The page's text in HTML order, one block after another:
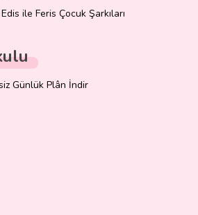
ile Feris Çocuk Şarkıları
Günlük Plân İndir